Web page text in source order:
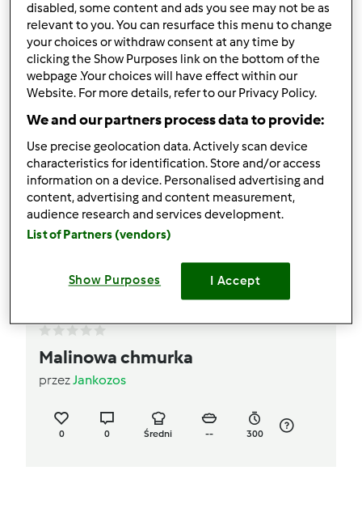
Pokaż więcej
Dodaj nowy przepis
Malinowa chmurka
przezJankozos
0 0 Średni -- 300
disabled, some content and ads you see may not be as
relevant to you. You can resurface this menu to change
your choices or withdraw consent at any time by
clicking the Show Purposes link on the bottom of the
webpage .Your choices will have effect within our
Website. For more details, refer to our Privacy Policy.
We and our partners process data to provide:
Use precise geolocation data. Actively scan device
characteristics for identification. Store and/or access
information on a device. Personalised advertising and
content, advertising and content measurement,
audience research and services development.
List of Partners (vendors)
Show Purposes I Accept